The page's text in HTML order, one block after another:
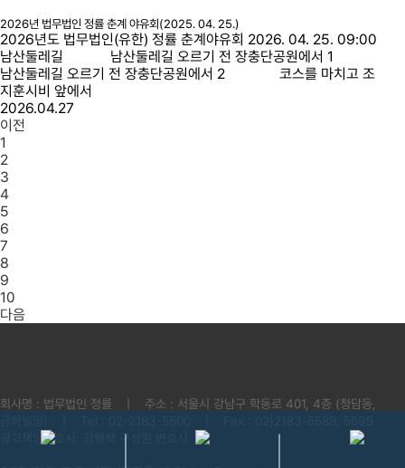
2026년 법무법인 정률 춘계 야유회(2025. 04. 25.)
2026년도 법무법인(유한) 정률 춘계야유회 2026. 04. 25. 09:00
남산둘레길 남산둘레길 오르기 전 장충단공원에서 1
남산둘레길 오르기 전 장충단공원에서 2 코스를 마치고 조
지훈시비 앞에서
2026.04.27
이전
1
2
3
4
5
6
7
8
9
10
다음
회사명 : 법무법인 정률
주소 : 서울시 강남구 학동로 401, 4층 (청담동,
광고책임변호사: 강형석 구성원 변호사